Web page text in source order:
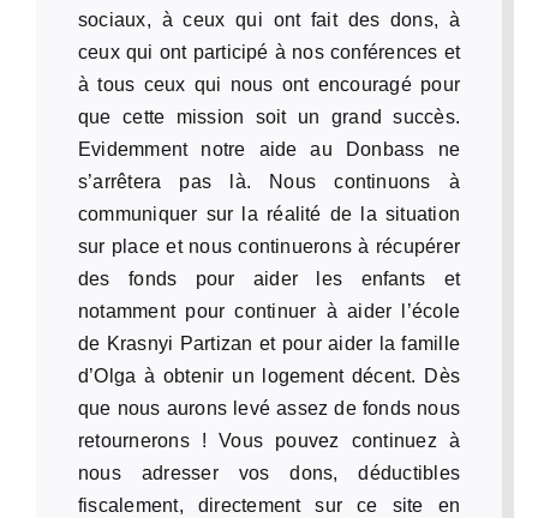
sociaux, à ceux qui ont fait des dons, à
ceux qui ont participé à nos conférences et
à tous ceux qui nous ont encouragé pour
que cette mission soit un grand succès.
Evidemment notre aide au Donbass ne
s’arrêtera pas là. Nous continuons à
communiquer sur la réalité de la situation
sur place et nous continuerons à récupérer
des fonds pour aider les enfants et
notamment pour continuer à aider l’école
de Krasnyi Partizan et pour aider la famille
d’Olga à obtenir un logement décent. Dès
que nous aurons levé assez de fonds nous
retournerons ! Vous pouvez continuez à
nous adresser vos dons, déductibles
fiscalement, directement sur ce site en